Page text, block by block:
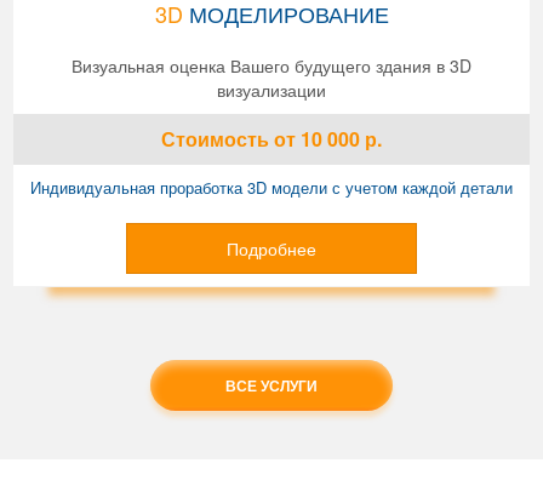
3D МОДЕЛИРОВАНИЕ
Визуальная оценка Вашего будущего здания в 3D
визуализации
Стоимостьот 10 000 р.
Индивидуальная проработка 3D модели с учетом каждой детали
Подробнее
ВСЕ УСЛУГИ